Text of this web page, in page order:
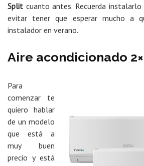
Split cuanto antes. Recuerda
evitar tener que esperar mucho a
instalador en verano.
Aire acondicionado
Para
comenzar te
quiero hablar
de un modelo
que está a
muy buen
precio y está